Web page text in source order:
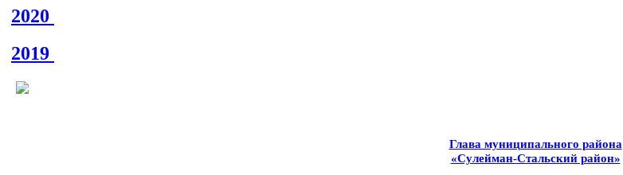
2020
2019
Глава муниципального района
«Сулейман-Стальский район»